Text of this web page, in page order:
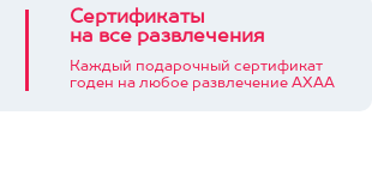
Сертификаты
на все развлечения
Каждый подарочный сертификат
годен на любое развлечение АХАА